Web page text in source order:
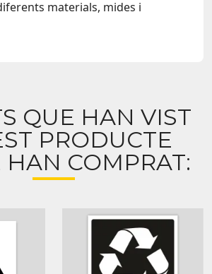
materials, mides i
QUE HAN VIST
PRODUCTE
COMPRAT: